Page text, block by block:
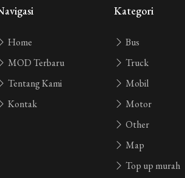
Home
MOD Terbaru
Tentang Kami
Kontak
Kategori
Bus
Truck
Mobil
Motor
Other
Map
Top up murah